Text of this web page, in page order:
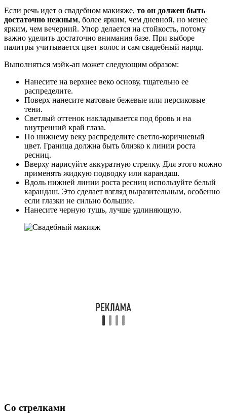
Если речь идет о свадебном макияже, то он должен быть
достаточно нежным, более ярким, чем дневной, но менее
ярким, чем вечерний. Упор делается на стойкость, потому
важно уделить достаточно внимания базе. При выборе
палитры учитывается цвет волос и сам свадебный наряд.
Выполняться мэйк-ап может следующим образом:
Нанесите на верхнее веко основу, тщательно ее
распределите.
Поверх нанесите матовые бежевые или персиковые
тени.
Светлый оттенок накладывается под бровь и на
внутренний край глаза.
По нижнему веку распределите светло-коричневый
цвет. Граница должна быть близко к линии роста
ресниц.
Вверху нарисуйте аккуратную стрелку. Для этого можно
применять жидкую подводку или карандаш.
Вдоль нижней линии роста ресниц используйте белый
карандаш. Это сделает взгляд выразительным, особенно
если глазки не сильно большие.
Нанесите черную тушь, лучше удлиняющую.
Со стрелками